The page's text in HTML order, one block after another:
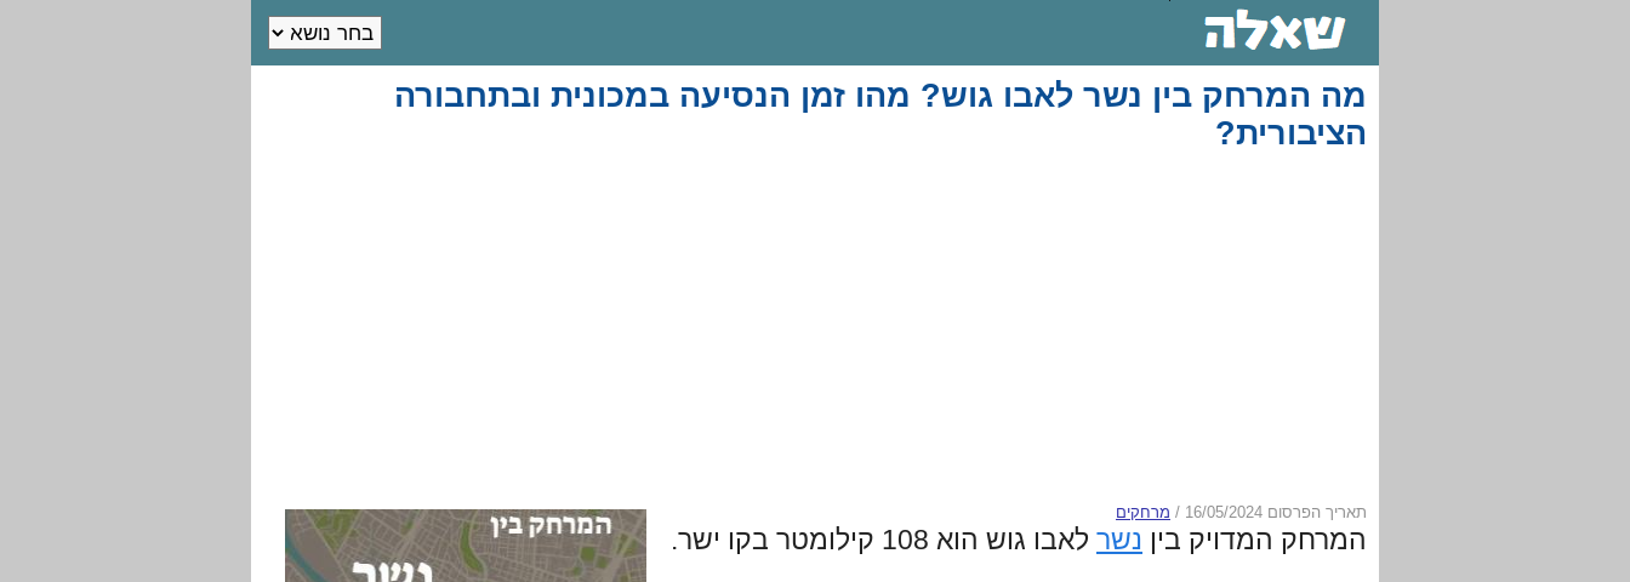
מה המרחק בין נשר לאבו גוש? מהו זמן הנסיעה במכונית ובתחבורה
הציבורית?
תאריך הפרסום 16/05/2024 / מרחקים
המרחק המדויק בין נשר לאבו גוש הוא 108 קילומטר בקו ישר.